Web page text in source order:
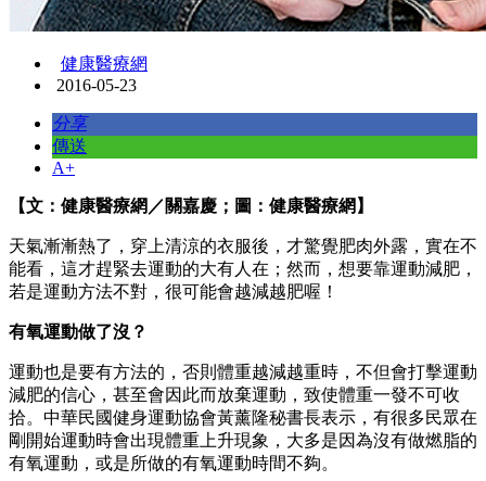
健康醫療網
2016-05-23
分享
傳送
A+
【文：健康醫療網／關嘉慶；圖：健康醫療網】
天氣漸漸熱了，穿上清涼的衣服後，才驚覺肥肉外露，實在不
能看，這才趕緊去運動的大有人在；然而，想要靠運動減肥，
若是運動方法不對，很可能會越減越肥喔！
有氧運動做了沒？
運動也是要有方法的，否則體重越減越重時，不但會打擊運動
減肥的信心，甚至會因此而放棄運動，致使體重一發不可收
拾。中華民國健身運動協會黃薰隆秘書長表示，有很多民眾在
剛開始運動時會出現體重上升現象，大多是因為沒有做燃脂的
有氧運動，或是所做的有氧運動時間不夠。